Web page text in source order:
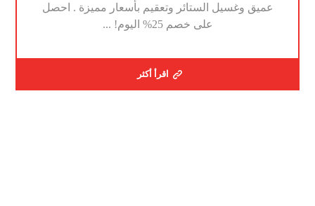
عميق وغسيل الستائر وتعقيم بأسعار مميزة . احصل
على خصم 25% اليوم! ...
اقرأ أكثر